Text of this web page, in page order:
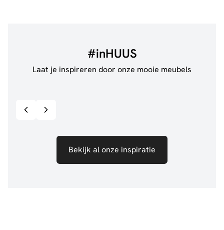
#inHUUS
Laat je inspireren door onze mooie meubels
Bekijk al onze inspiratie